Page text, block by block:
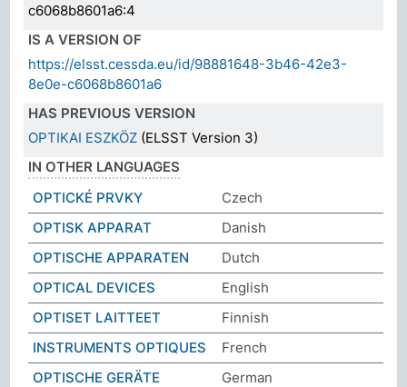
c6068b8601a6:4
IS A VERSION OF
https://elsst.cessda.eu/id/98881648-3b46-42e3-
8e0e-c6068b8601a6
HAS PREVIOUS VERSION
OPTIKAI ESZKÖZ (ELSST Version 3)
IN OTHER LANGUAGES
OPTICKÉ PRVKY
Czech
OPTISK APPARAT
Danish
OPTISCHE APPARATEN
Dutch
OPTICAL DEVICES
English
OPTISET LAITTEET
Finnish
INSTRUMENTS OPTIQUES
French
OPTISCHE GERÄTE
German